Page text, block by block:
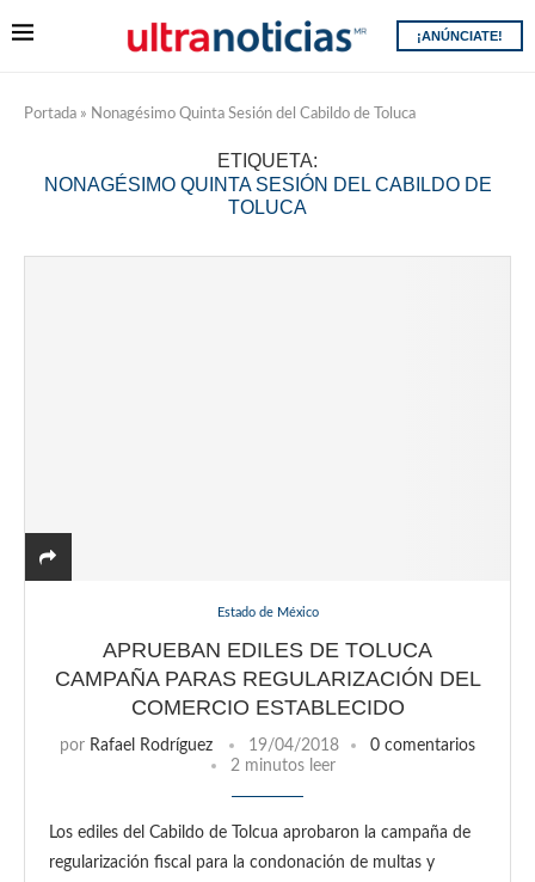
¡ANÚNCIATE!
Portada » Nonagésimo Quinta Sesión del Cabildo de Toluca
ETIQUETA:
NONAGÉSIMO QUINTA SESIÓN DEL CABILDO DE
TOLUCA
Estado de México
APRUEBAN EDILES DE TOLUCA
CAMPAÑA PARAS REGULARIZACIÓN DEL
COMERCIO ESTABLECIDO
por Rafael Rodríguez 19/04/2018
0 comentarios
2 minutos leer
Los ediles del Cabildo de Tolcua aprobaron la campaña de
regularización fiscal para la condonación de multas y